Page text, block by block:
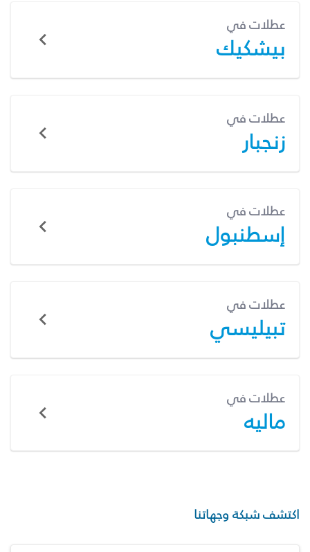
عطلات في
بيشكيك
عطلات في
زنجبار
عطلات في
إسطنبول
عطلات في
تبيليسي
عطلات في
ماليه
اكتشف شبكة وجهاتنا